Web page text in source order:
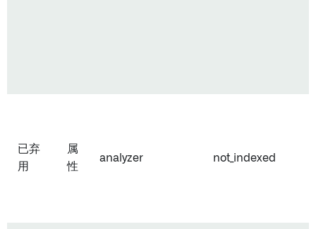
已弃
用
属
性
analyzer not_indexed